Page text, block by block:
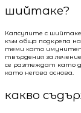
шийтаке?
Капсулите с
към обща подкрепа
теми като имунитет
твърдения за
се разглеждат като
като негова основа.
какво